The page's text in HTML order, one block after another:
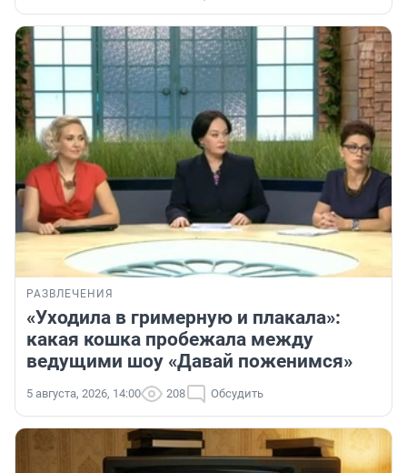
РАЗВЛЕЧЕНИЯ
«Уходила в гримерную и плакала»:
какая кошка пробежала между
ведущими шоу «Давай поженимся»
5 августа, 2026, 14:00 208 Обсудить